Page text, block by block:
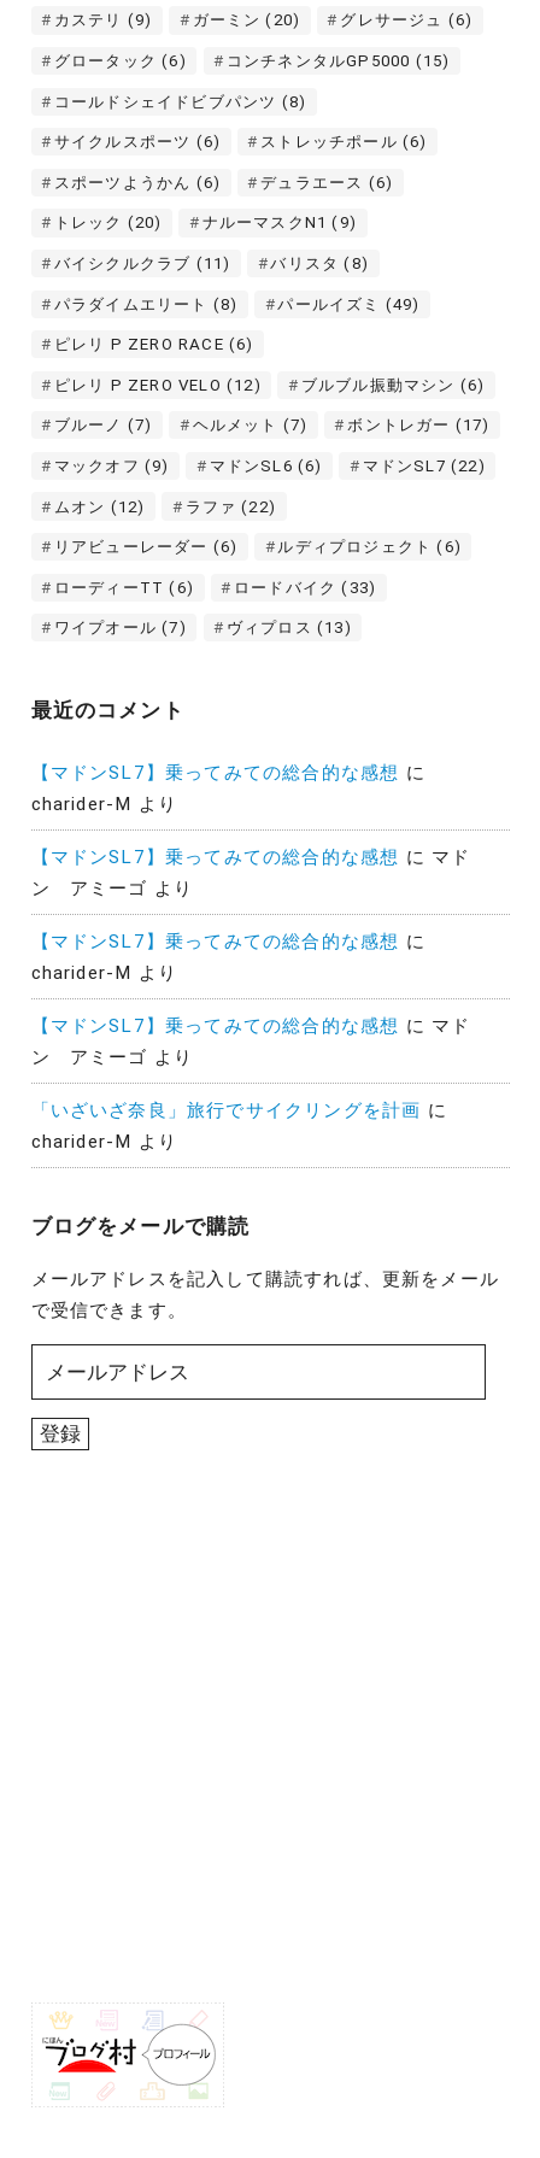
カステリ (9) ガーミン (20) グレサージュ (6)
グロータック (6) コンチネンタルGP5000 (15)
コールドシェイドビブパンツ (8)
サイクルスポーツ (6) ストレッチポール (6)
スポーツようかん (6) デュラエース (6)
トレック (20) ナルーマスクN1 (9)
バイシクルクラブ (11) バリスタ (8)
パラダイムエリート (8) パールイズミ (49)
ピレリ P ZERO RACE (6)
ピレリ P ZERO VELO (12) ブルブル振動マシン (6)
ブルーノ (7) ヘルメット (7) ボントレガー (17)
マックオフ (9) マドンSL6 (6) マドンSL7 (22)
ムオン (12) ラファ (22)
リアビューレーダー (6) ルディプロジェクト (6)
ローディーTT (6) ロードバイク (33)
ワイプオール (7) ヴィプロス (13)
最近のコメント
【マドンSL7】乗ってみての総合的な感想 に
charider-M より
【マドンSL7】乗ってみての総合的な感想 に マド
ン アミーゴ より
【マドンSL7】乗ってみての総合的な感想 に
charider-M より
【マドンSL7】乗ってみての総合的な感想 に マド
ン アミーゴ より
「いざいざ奈良」旅行でサイクリングを計画 に
charider-M より
ブログをメールで購読
メールアドレスを記入して購読すれば、更新をメール
で受信できます。
ル
ア
登録